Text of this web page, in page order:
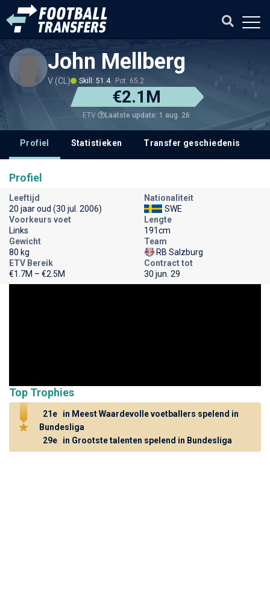
John Mellberg
V (CL) Skill: 51.4 Pot: 65.2
€2.1M
ETV Laatste update: 1 aug. 26
Profiel Statistieken Transfer geschiedenis
Profiel
Leeftijd
20 jaar oud (30 jul. 2006)
Nationaliteit
SWE
Voorkeurs voet
Links
Lengte
191cm
Gewicht
80 kg
Team
RB Salzburg
ETV Bereik
€1.7M – €2.5M
Contract tot
30 jun. 29
Top Trophies
21e
in Meest Waardevolle voetballers spelend in
Bundesliga
29e
in Grootste talenten spelend in Bundesliga